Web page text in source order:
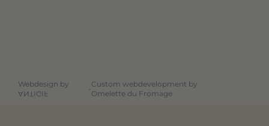
Webdesign by
ANTIGIF
-
Custom webdevelopment by
Omelette du Fromage